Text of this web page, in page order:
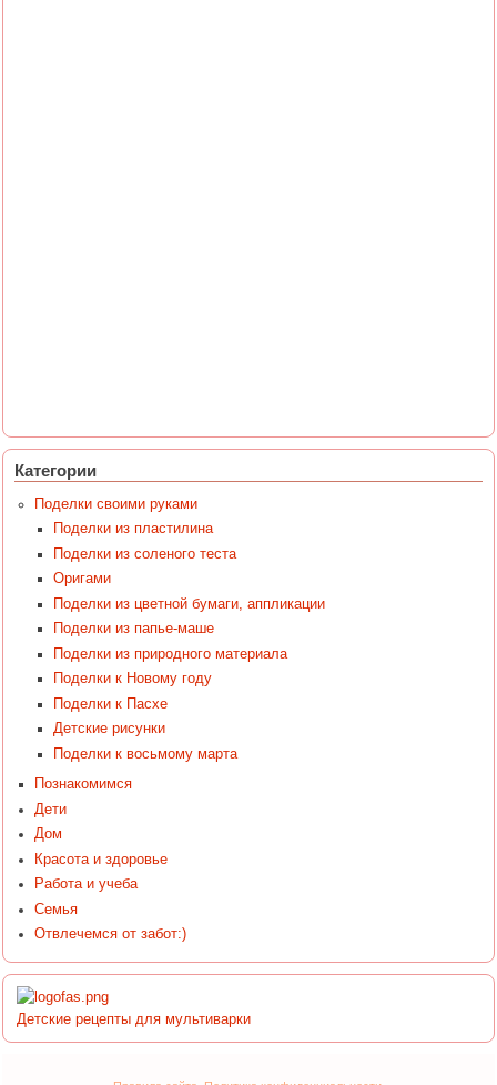
Категории
Поделки своими руками
Поделки из пластилина
Поделки из соленого теста
Оригами
Поделки из цветной бумаги, аппликации
Поделки из папье-маше
Поделки из природного материала
Поделки к Новому году
Поделки к Пасхе
Детские рисунки
Поделки к восьмому марта
Познакомимся
Дети
Дом
Красота и здоровье
Работа и учеба
Семья
Отвлечемся от забот:)
Детские рецепты для мультиварки